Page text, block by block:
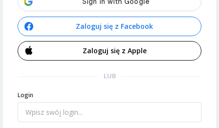
Zaloguj się z Facebook
Zaloguj się z Apple
LUB
Login